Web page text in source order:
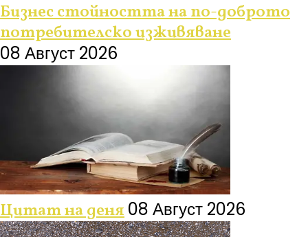
Бизнес стойността на по-доброто
потребителско изживяване
08 Август 2026
Цитат на деня08 Август 2026